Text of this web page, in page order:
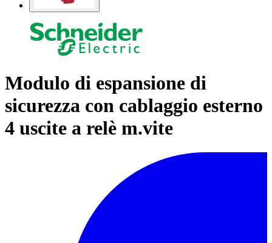
Modulo di espansione di
sicurezza con cablaggio esterno
4 uscite a relè m.vite